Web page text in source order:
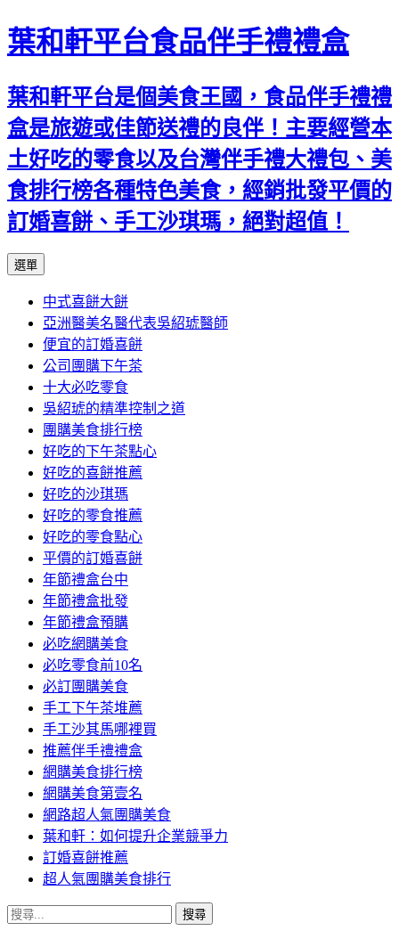
葉和軒平台食品伴手禮禮盒
葉和軒平台是個美食王國，食品伴手禮禮
盒是旅遊或佳節送禮的良伴！主要經營本
土好吃的零食以及台灣伴手禮大禮包、美
食排行榜各種特色美食，經銷批發平價的
訂婚喜餅、手工沙琪瑪，絕對超值！
選單
內
容
中式喜餅大餅
亞洲醫美名醫代表吳紹琥醫師
便宜的訂婚喜餅
公司團購下午茶
十大必吃零食
吳紹琥的精準控制之道
團購美食排行榜
好吃的下午茶點心
好吃的喜餅推薦
好吃的沙琪瑪
好吃的零食推薦
好吃的零食點心
平價的訂婚喜餅
年節禮盒台中
年節禮盒批發
年節禮盒預購
必吃網購美食
必吃零食前10名
必訂團購美食
手工下午茶堆薦
手工沙其馬哪裡買
推薦伴手禮禮盒
網購美食排行榜
網購美食第壹名
網路超人氣團購美食
葉和軒：如何提升企業競爭力
訂婚喜餅推薦
超人氣團購美食排行
搜